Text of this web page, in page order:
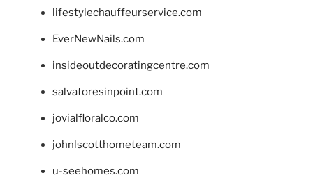
lifestylechauffeurservice.com
EverNewNails.com
insideoutdecoratingcentre.com
salvatoresinpoint.com
jovialfloralco.com
johnlscotthometeam.com
u-seehomes.com